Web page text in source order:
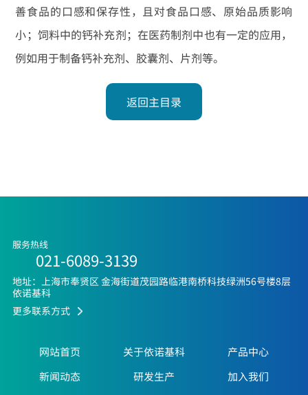
善食品的口感和保存性，且对食品口感、原始品质影响
小；饲料中的钙补充剂；在医药制剂中也有一定的应用，
例如用于制备钙补充剂、胶囊剂、片剂等。
返回主目录
服务热线
021-6089-3139
地址：上海市奉贤区 金海街道茂园路临港南桥科技绿洲56号楼8层
依诺基科
更多联系方式
网站首页 关于依诺基科
产品中心
新闻动态
研发生产
加入我们